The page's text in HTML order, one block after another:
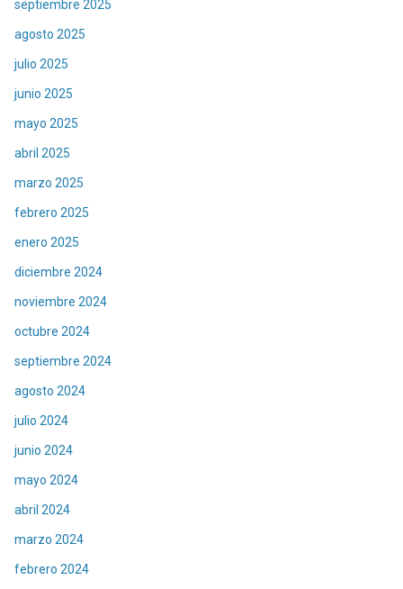
septiembre 2025
agosto 2025
julio 2025
junio 2025
mayo 2025
abril 2025
marzo 2025
febrero 2025
enero 2025
diciembre 2024
noviembre 2024
octubre 2024
septiembre 2024
agosto 2024
julio 2024
junio 2024
mayo 2024
abril 2024
marzo 2024
febrero 2024